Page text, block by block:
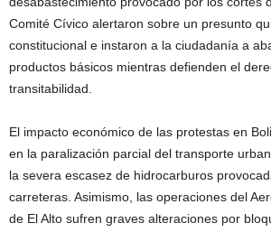
Comité Cívico alertaron sobre un presunto
constitucional e instaron a la ciudadanía a
productos básicos mientras defienden el
transitabilidad.
El impacto económico de las protestas en
en la paralización parcial del transporte
la severa escasez de hidrocarburos
carreteras. Asimismo, las operaciones del
de El Alto sufren graves alteraciones por